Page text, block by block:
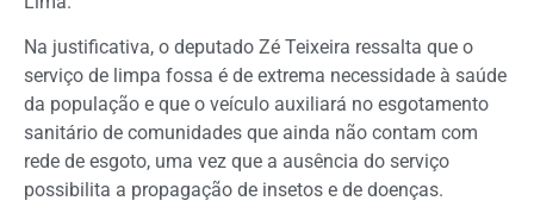
Na justificativa, o deputado Zé Teixeira ressalta que o
serviço de limpa fossa é de extrema necessidade à saúde
da população e que o veículo auxiliará no esgotamento
sanitário de comunidades que ainda não contam com
rede de esgoto, uma vez que a ausência do serviço
possibilita a propagação de insetos e de doenças.